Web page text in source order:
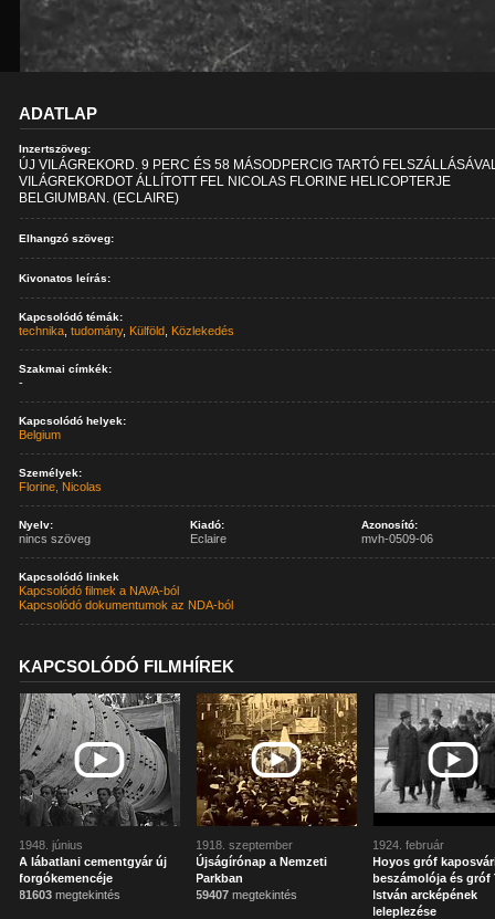
ADATLAP
Inzertszöveg:
ÚJ VILÁGREKORD. 9 PERC ÉS 58 MÁSODPERCIG TARTÓ
VILÁGREKORDOT ÁLLÍTOTT FEL NICOLAS FLORINE HELICOPTERJE
BELGIUMBAN. (ECLAIRE)
Elhangzó szöveg:
Kivonatos leírás:
Kapcsolódó témák:
technika ,tudomány, Külföld Közlekedés
Szakmai címkék:
-
Kapcsolódó helyek:
Belgium
Személyek:
Florine, Nicolas
Nyelv:
nincs szöveg
Kiadó:
Eclaire
Azonosító:
mvh-0509-06
Kapcsolódó linkek
Kapcsolódó filmek a NAVA-ból
Kapcsolódó dokumentumok az NDA-ból
KAPCSOLÓDÓ FILMHÍREK
1948. június
A lábatlani cementgyár új
forgókemencéje
81603 megtekintés
1918. szeptember
Újságírónap a Nemzeti
Parkban
59407 megtekintés
1924. február
Hoyos gróf
beszámolója és gróf
István arcképének
leleplezése